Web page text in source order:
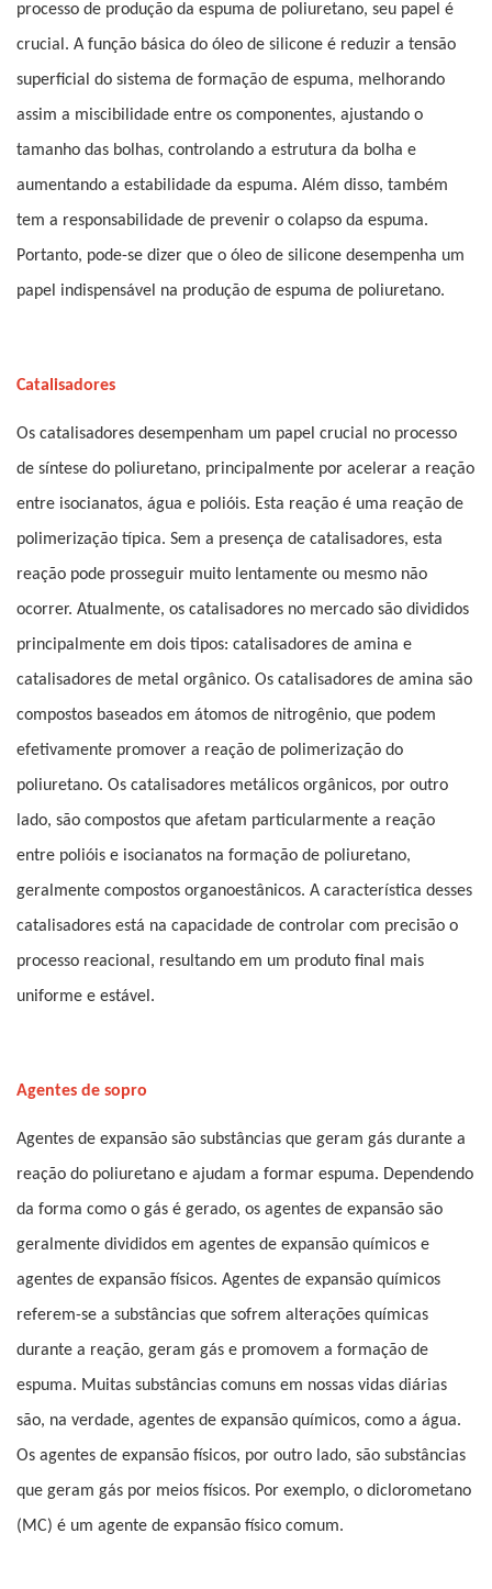
processo de produção da espuma de poliuretano, seu papel é
crucial. A função básica do óleo de silicone é reduzir a tensão
superficial do sistema de formação de espuma, melhorando
assim a miscibilidade entre os componentes, ajustando o
tamanho das bolhas, controlando a estrutura da bolha e
aumentando a estabilidade da espuma. Além disso, também
tem a responsabilidade de prevenir o colapso da espuma.
Portanto, pode-se dizer que o óleo de silicone desempenha um
papel indispensável na produção de espuma de poliuretano.
Catalisadores
Os catalisadores desempenham um papel crucial no processo
de síntese do poliuretano, principalmente por acelerar a reação
entre isocianatos, água e polióis. Esta reação é uma reação de
polimerização típica. Sem a presença de catalisadores, esta
reação pode prosseguir muito lentamente ou mesmo não
ocorrer. Atualmente, os catalisadores no mercado são divididos
principalmente em dois tipos: catalisadores de amina e
catalisadores de metal orgânico. Os catalisadores de amina são
compostos baseados em átomos de nitrogênio, que podem
efetivamente promover a reação de polimerização do
poliuretano. Os catalisadores metálicos orgânicos, por outro
lado, são compostos que afetam particularmente a reação
entre polióis e isocianatos na formação de poliuretano,
geralmente compostos organoestânicos. A característica desses
catalisadores está na capacidade de controlar com precisão o
processo reacional, resultando em um produto final mais
uniforme e estável.
Agentes de sopro
Agentes de expansão são substâncias que geram gás durante a
reação do poliuretano e ajudam a formar espuma. Dependendo
da forma como o gás é gerado, os agentes de expansão são
geralmente divididos em agentes de expansão químicos e
agentes de expansão físicos. Agentes de expansão químicos
referem-se a substâncias que sofrem alterações químicas
durante a reação, geram gás e promovem a formação de
espuma. Muitas substâncias comuns em nossas vidas diárias
são, na verdade, agentes de expansão químicos, como a água.
Os agentes de expansão físicos, por outro lado, são substâncias
que geram gás por meios físicos. Por exemplo, o diclorometano
(MC) é um agente de expansão físico comum.